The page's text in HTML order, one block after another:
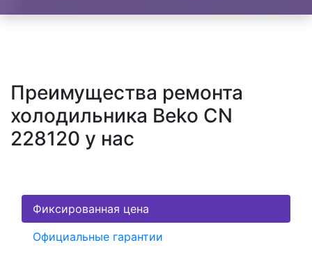
Преимущества ремонта
холодильника Beko CN
228120 у нас
Фиксированная цена
Официальные гарантии